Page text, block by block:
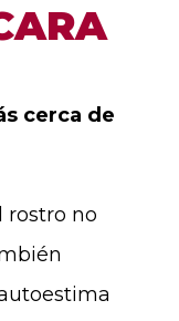
cerca de
rostro no